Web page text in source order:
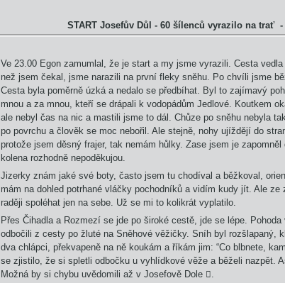
START Josefův Důl - 60 šílenců vyrazilo na trať
Ve 23.00 Egon zamumlal, že je start a my jsme vyrazili. Cesta
než jsem čekal, jsme narazili na první fleky sněhu. Po chvíli jsme
Cesta byla poměrně úzká a nedalo se předbíhat. Byl to zajímavý
mnou a za mnou, kteří se drápali k vodopádům Jedlové. Koutkem
ale nebyl čas na nic a mastili jsme to dál. Chůze po sněhu nebyla
po povrchu a člověk se moc nebořil. Ale stejně, nohy ujíždějí do
protože jsem děsný frajer, tak nemám hůlky. Zase jsem je
kolena rozhodně nepoděkujou.
Jizerky znám jaké své boty, často jsem tu chodíval a běžkoval,
mám na dohled potrhané vláčky pochodníků a vidím kudy jít. Ale
raději spoléhat jen na sebe. Už se mi to kolikrát vyplatilo.
Přes Čihadla a Rozmezí se jde po široké cestě, jde se lépe.
odbočili z cesty po žluté na Sněhové věžičky. Sníh byl rozšlapaný,
dva chlápci, překvapeně na ně koukám a říkám jim: “Co blbnete,
se zjistilo, že si spletli odbočku u vyhlídkové věže a běželi nazpět.
Možná by si chybu uvědomili až v Josefově Dole  .